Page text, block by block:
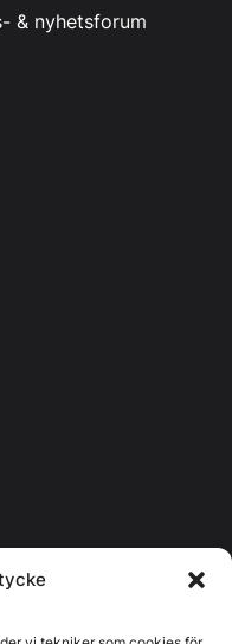
& nyhetsforum